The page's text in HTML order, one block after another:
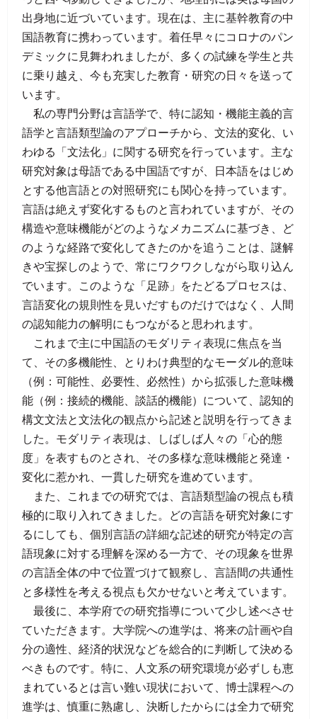
出身地に近づいています。現在は、主に基幹教育の中
国語教育に携わっています。着任早々にコロナのパン
デミックに見舞われましたが、多くの試練を学生と共
に乗り越え、今も充実した教育・研究の日々を送って
います。
私の専門分野は言語学で、特に認知・機能主義的言
語学と言語類型論のアプローチから、文法的変化、い
わゆる「文法化」に関する研究を行っています。主な
研究対象は母語である中国語ですが、日本語をはじめ
とする他言語との対照研究にも関心を持っています。
言語は絶えず変化するものと言われていますが、その
構造や意味機能がどのようなメカニズムに基づき、ど
のような経路で変化してきたのかを追うことは、謎解
きや宝探しのようで、常にワクワクしながら取り込ん
でいます。このような「足跡」をたどるプロセスは、
言語変化の規則性を見いだすものだけではなく、人間
の認知能力の解明にもつながると思われます。
これまで主に中国語のモダリティ表現に焦点を当
て、その多機能性、とりわけ典型的なモーダル的意味
（例：可能性、必要性、必然性）から拡張した意味機
能（例：接続的機能、談話的機能）について、認知的
構文文法と文法化の観点から記述と説明を行ってきま
した。モダリティ表現は、しばしば人々の「心的態
度」を表すものとされ、その多様な意味機能と発達・
変化に惹かれ、一貫した研究を進めています。
また、これまでの研究では、言語類型論の視点も積
極的に取り入れてきました。どの言語を研究対象にす
るにしても、個別言語の詳細な記述的研究が特定の言
語現象に対する理解を深める一方で、その現象を世界
の言語全体の中で位置づけて観察し、言語間の共通性
と多様性を考える視点も欠かせないと考えています。
最後に、本学府での研究指導について少し述べさせ
ていただきます。大学院への進学は、将来の計画や自
分の適性、経済的状況などを総合的に判断して決める
べきものです。特に、人文系の研究環境が必ずしも恵
まれているとは言い難い現状において、博士課程への
進学は、慎重に熟慮し、決断したからには全力で研究